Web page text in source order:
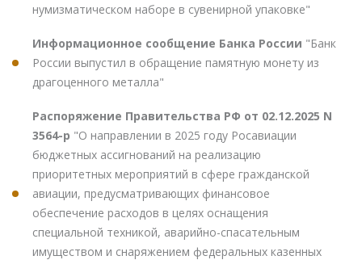
нумизматическом наборе в сувенирной упаковке"
Информационное сообщение Банка России "Банк
России выпустил в обращение памятную монету из
драгоценного металла"
Распоряжение Правительства РФ от 02.12.2025 N
3564-р "О направлении в 2025 году Росавиации
бюджетных ассигнований на реализацию
приоритетных мероприятий в сфере гражданской
авиации, предусматривающих финансовое
обеспечение расходов в целях оснащения
специальной техникой, аварийно-спасательным
имуществом и снаряжением федеральных казенных